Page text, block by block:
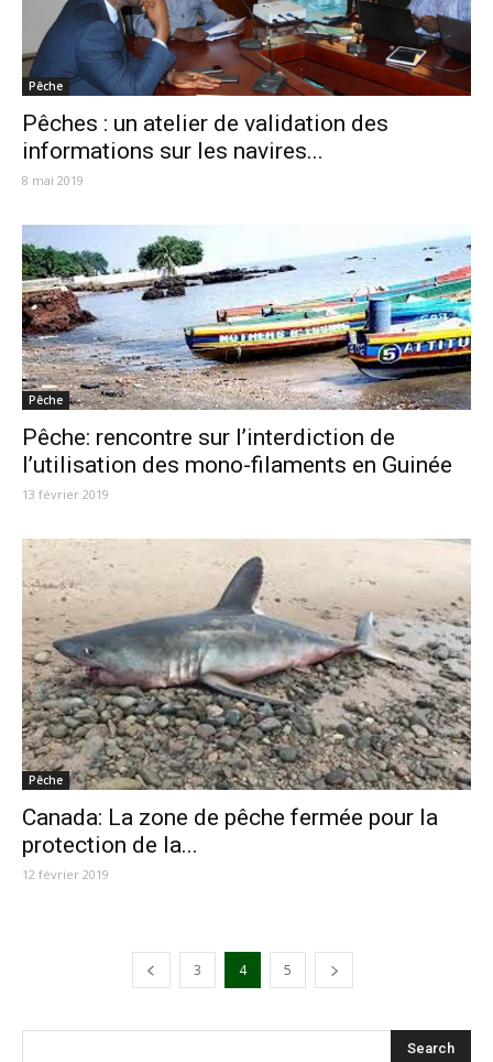
Pêche
Pêches : un atelier de validation des
informations sur les navires...
8 mai 2019
Pêche
Pêche: rencontre sur l’interdiction de
l’utilisation des mono-filaments en Guinée
13 février 2019
Pêche
Canada: La zone de pêche fermée pour la
protection de la...
12 février 2019
3 4 5